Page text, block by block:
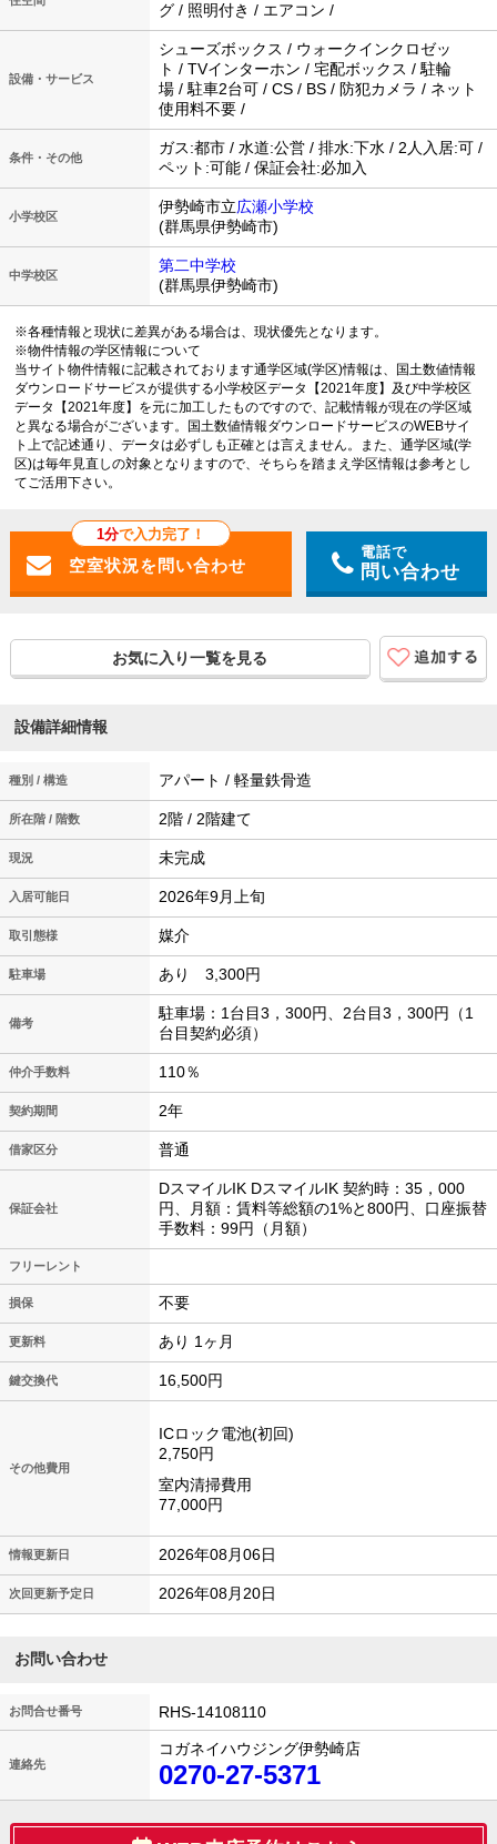
グ / 照明付き / エアコン /
設備・サービス
シューズボックス / ウォークインクロゼッ
ト / TVインターホン / 宅配ボックス / 駐輪
場 / 駐車2台可 / CS / BS / 防犯カメラ / ネット
使用料不要 /
条件・その他
ガス:都市 / 水道:公営 / 排水:下水 / 2人入居:可 /
ペット:可能 / 保証会社:必加入
小学校区
伊勢崎市立広瀬小学校
(群馬県伊勢崎市)
中学校区
第二中学校
(群馬県伊勢崎市)
※各種情報と現状に差異がある場合は、現状優先となります。
※物件情報の学区情報について
当サイト物件情報に記載されております通学区域(学区)情報は、国土数値情報
ダウンロードサービスが提供する小学校区データ【2021年度】及び中学校区
データ【2021年度】を元に加工したものですので、記載情報が現在の学区域
と異なる場合がございます。国土数値情報ダウンロードサービスのWEBサイ
ト上で記述通り、データは必ずしも正確とは言えません。また、通学区域(学
区)は毎年見直しの対象となりますので、そちらを踏まえ学区情報は参考とし
てご活用下さい。
1分で入力完了！
電話で
問い合わせ
お気に入り一覧を見る
設備詳細情報
種別 / 構造 アパート / 軽量鉄骨造
所在階 / 階数 2階 / 2階建て
現況 未完成
入居可能日 2026年9月上旬
取引態様 媒介
駐車場 あり 3,300円
備考
駐車場：1台目3，300円、2台目3，300円（1
台目契約必須）
仲介手数料 110％
契約期間 2年
借家区分 普通
保証会社
DスマイルIK DスマイルIK 契約時：35，000
円、月額：賃料等総額の1%と800円、口座振替
手数料：99円（月額）
フリーレント
損保 不要
更新料 あり 1ヶ月
鍵交換代 16,500円
その他費用
ICロック電池(初回)
2,750円
室内清掃費用
77,000円
情報更新日 2026年08月06日
次回更新予定日 2026年08月20日
お問い合わせ
お問合せ番号 RHS-14108110
連絡先
コガネイハウジング伊勢崎店
0270-27-5371